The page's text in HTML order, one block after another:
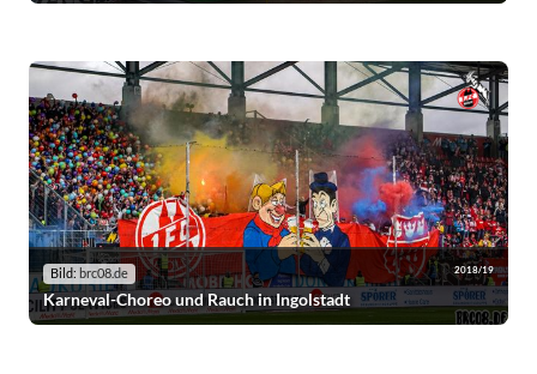
Bild: brc08.de 2018/19
Karneval-Choreo und Rauch in Ingolstadt